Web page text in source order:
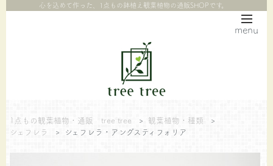
menu
心を込めて作った、1点もの鉢植え観葉植物の通販SHOPです。
1点もの観葉植物・通販 tree tree > 観葉植物・種類
>
シェフレラ
> シェフレラ・アングスティフォリア